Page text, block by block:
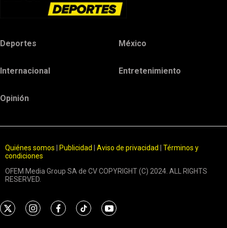
Deportes México
Internacional Entretenimiento
Opinión
Quiénes somos Publicidad Aviso de privacidad
Términos y
condiciones
OFEM Media Group SA de CV COPYRIGHT (C) 2024. ALL RIGHTS
RESERVED.
t
i
f
t
y